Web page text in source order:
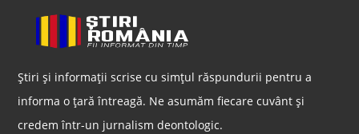
Știri și informații scrise cu simțul răspundurii pentru a
informa o țară întreagă. Ne asumăm fiecare cuvânt și
credem într-un jurnalism deontologic.